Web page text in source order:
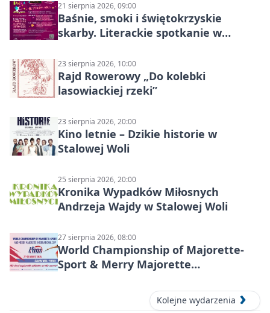
21 sierpnia 2026, 09:00
Baśnie, smoki i świętokrzyskie
skarby. Literackie spotkanie w
23 sierpnia 2026, 10:00
Rajd Rowerowy „Do kolebki
lasowiackiej rzeki”
23 sierpnia 2026, 20:00
Kino letnie – Dzikie historie w
Stalowej Woli
25 sierpnia 2026, 20:00
Kronika Wypadków Miłosnych
Andrzeja Wajdy w Stalowej Woli
27 sierpnia 2026, 08:00
World Championship of Majorette-
Sport & Merry Majorette
Kolejne wydarzenia